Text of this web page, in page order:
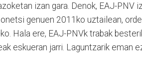
izan gara. Denok, EAJ-PNV
genuen 2011ko uztailean,
Hala ere, EAJ-PNVk trabak
eskueran jarri. Laguntzarik eman